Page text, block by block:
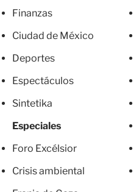
Finanzas
Ciudad de México
Deportes
Espectáculos
Sintetika
Especiales
Foro Excélsior
Crisis ambiental